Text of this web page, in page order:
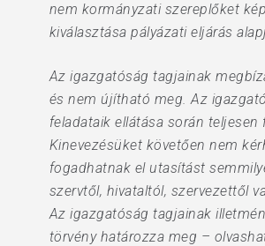
nem kormányzati szereplőket
kiválasztása pályázati eljárás
Az igazgatóság tagjainak
és nem újítható meg. Az
feladataik ellátása során teljesen
Kinevezésüket követően nem
fogadhatnak el utasítást
szervtől, hivataltól, szervezettől
Az igazgatóság tagjainak
törvény határozza meg –